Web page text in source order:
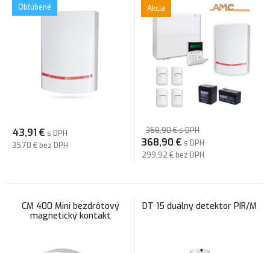
Obľúbené
43,91 € s DPH
35,70 € bez DPH
Akcia
368,90 €s DPH
368,90 € s DPH
299,92 € bez DPH
CM 400 Mini bezdrôtový
magnetický kontakt
DT 15 duálny detektor PIR/M